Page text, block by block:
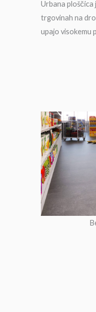
Urbana ploščica
trgovinah na
upajo visokemu